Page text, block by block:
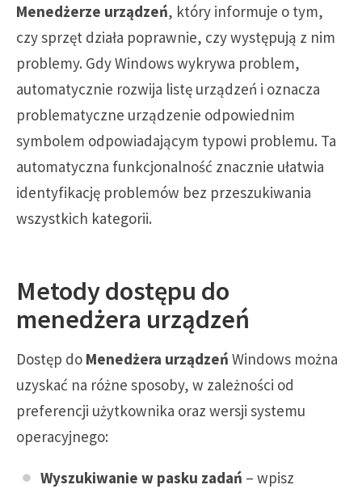
Menedżerze urządzeń, który informuje o tym,
czy sprzęt działa poprawnie, czy występują z nim
problemy. Gdy Windows wykrywa problem,
automatycznie rozwija listę urządzeń i oznacza
problematyczne urządzenie odpowiednim
symbolem odpowiadającym typowi problemu. Ta
automatyczna funkcjonalność znacznie ułatwia
identyfikację problemów bez przeszukiwania
wszystkich kategorii.
Metody dostępu do
menedżera urządzeń
Dostęp do Menedżera urządzeń Windows można
uzyskać na różne sposoby, w zależności od
preferencji użytkownika oraz wersji systemu
operacyjnego:
Wyszukiwanie w pasku zadań – wpisz